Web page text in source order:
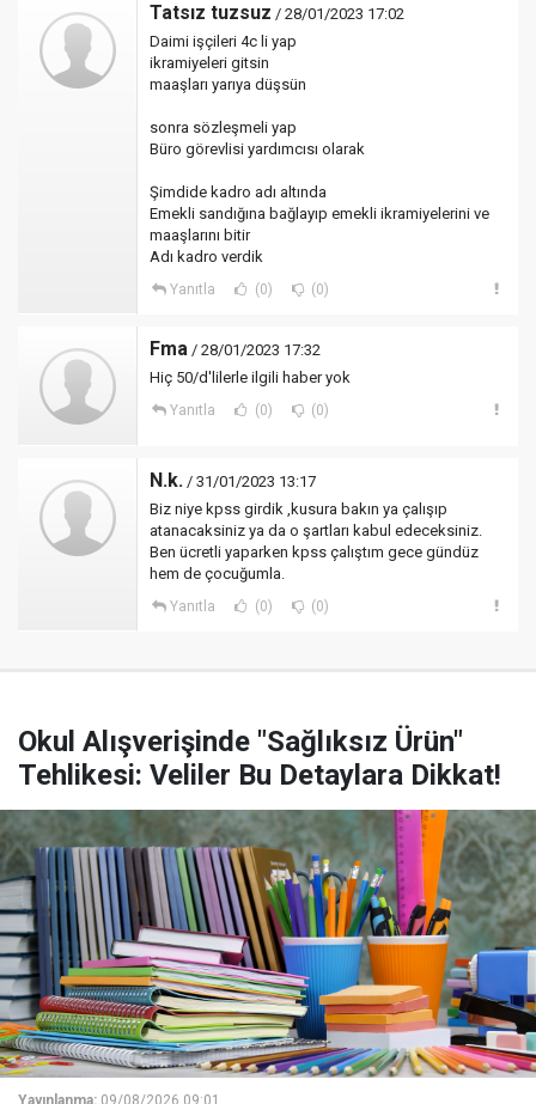
Tatsız tuzsuz / 28/01/2023 17:02
Daimi işçileri 4c li yap
ikramiyeleri gitsin
maaşları yarıya düşsün
sonra sözleşmeli yap
Büro görevlisi yardımcısı olarak
Şimdide kadro adı altında
Emekli sandığına bağlayıp emekli ikramiyelerini ve
maaşlarını bitir
Adı kadro verdik
Yanıtla (0) (0)
Fma / 28/01/2023 17:32
Hiç 50/d'lilerle ilgili haber yok
Yanıtla (0) (0)
N.k. / 31/01/2023 13:17
Biz niye kpss girdik ,kusura bakın ya çalışıp
atanacaksiniz ya da o şartları kabul edeceksiniz.
Ben ücretli yaparken kpss çalıştım gece gündüz
hem de çocuğumla.
Yanıtla (0) (0)
Okul Alışverişinde "Sağlıksız Ürün"
Tehlikesi: Veliler Bu Detaylara Dikkat!
Yayınlanma: 09/08/2026 09:01